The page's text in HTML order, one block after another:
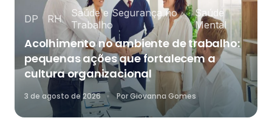
DP RH
Saúde e Segurança no
Trabalho
Saúde
Mental
Acolhimento no ambiente de trabalho:
pequenas ações que fortalecem a
cultura organizacional
3 de agosto de 2026 PorGiovanna Gomes